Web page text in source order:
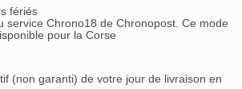
fériés
service Chrono18 de Chronopost. Ce mode
pour la Corse
(non garanti) de votre jour de livraison en